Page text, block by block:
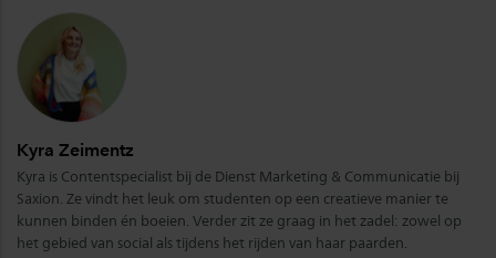
Kyra Zeimentz
Kyra is Contentspecialist bij de Dienst Marketing & Communicatie bij
Saxion. Ze vindt het leuk om studenten op een creatieve manier te
kunnen binden én boeien. Verder zit ze graag in het zadel: zowel op
het gebied van social als tijdens het rijden van haar paarden.